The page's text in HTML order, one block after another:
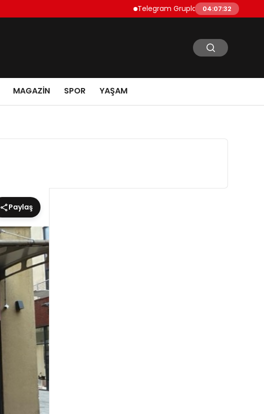
Telegram Grupları Nasıl Bulunur?:
04:07:33
MAGAZIN SPOR YAŞAM
Paylaş